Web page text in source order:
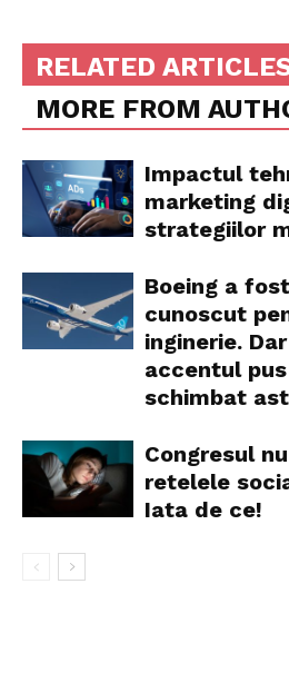
RELATED
MORE FROM
Impactul
marketing
strategiilor
Boeing a
cunoscut
inginerie.
accentul
schimbat
Congresul
retelele
Iata de ce!